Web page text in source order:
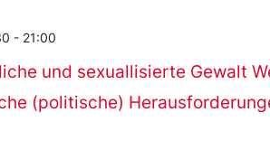
und sexuallisierte Gewalt
(politische)
- 21:00